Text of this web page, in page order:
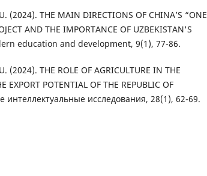
(2024). THE MAIN DIRECTIONS OF CHINA’S “ONE
AND THE IMPORTANCE OF UZBEKISTAN'S
education and development, 9(1), 77-86.
(2024). THE ROLE OF AGRICULTURE IN THE
EXPORT POTENTIAL OF THE REPUBLIC OF
интеллектуальные исследования, 28(1), 62-69.